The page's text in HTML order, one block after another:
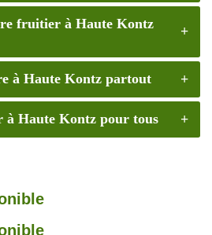
fruitier à Haute Kontz
à Haute Kontz partout
à Haute Kontz pour tous